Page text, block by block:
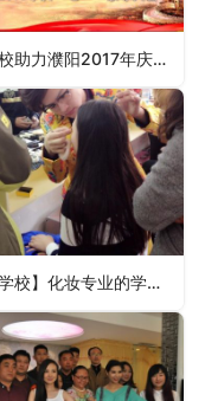
吴越学校助力濮阳2017年庆“七一”歌咏大会
【吴越学校】化妆专业的学员们正在为“濮阳女企业家年会”精心准备着……